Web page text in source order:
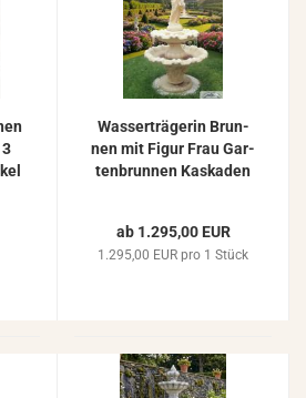
Was­ser­trä­ge­rin Brun­
nen mit Figur Frau Gar­
ten­brun­nen Kas­ka­den
ab 1.295,00 EUR
1.295,00 EUR pro 1 Stück